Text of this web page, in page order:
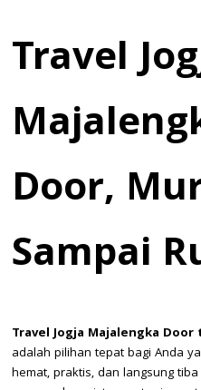
Travel
Door,
Sampai
Travel Jogja Majalengka
adalah pilihan tepat bagi Anda
hemat, praktis, dan langsung